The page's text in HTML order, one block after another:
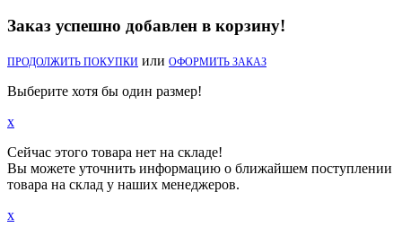
Заказ успешно добавлен в корзину!
ПРОДОЛЖИТЬ ПОКУПКИ или ОФОРМИТЬ ЗАКАЗ
Выберите хотя бы один размер!
x
Сейчас этого товара нет на складе!
Вы можете уточнить информацию о ближайшем поступлении
товара на склад у наших менеджеров.
x